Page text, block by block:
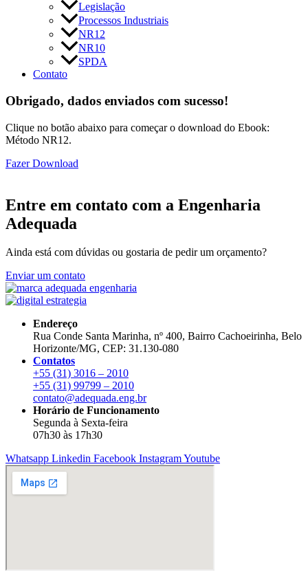
Legislação
Processos Industriais
NR12
NR10
SPDA
Contato
Obrigado, dados enviados com sucesso!
Clique no botão abaixo para começar o download do Ebook:
Método NR12.
Fazer Download
Entre em contato com a Engenharia
Adequada
Ainda está com dúvidas ou gostaria de pedir um orçamento?
Enviar um contato
Endereço
Rua Conde Santa Marinha, nº 400, Bairro Cachoeirinha, Belo
Horizonte/MG, CEP: 31.130-080
Contatos
+55 (31) 3016 – 2010
+55 (31) 99799 – 2010
contato@adequada.eng.br
Horário de Funcionamento
Segunda à Sexta-feira
07h30 às 17h30
Whatsapp Linkedin Facebook InstagramYoutube